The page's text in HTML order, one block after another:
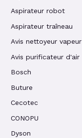
Aspirateur robot
Aspirateur traîneau
Avis nettoyeur vapeur
Avis purificateur d'air
Bosch
Buture
Cecotec
CONOPU
Dyson